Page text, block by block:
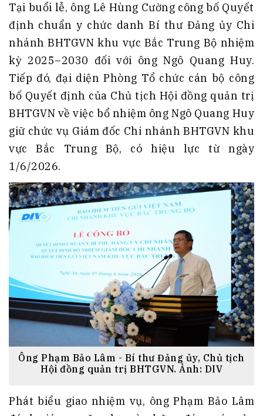
Tại buổi lễ, ông Lê Hùng Cường công bố Quyết
định chuẩn y chức danh Bí thư Đảng ủy Chi
nhánh BHTGVN khu vực Bắc Trung Bộ nhiệm
kỳ 2025–2030 đối với ông Ngô Quang Huy.
Tiếp đó, đại diện Phòng Tổ chức cán bộ công
bố Quyết định của Chủ tịch Hội đồng quản trị
BHTGVN về việc bổ nhiệm ông Ngô Quang Huy
giữ chức vụ Giám đốc Chi nhánh BHTGVN khu
vực Bắc Trung Bộ, có hiệu lực từ ngày
1/6/2026.
Ông Phạm Bảo Lâm - Bí thư Đảng ủy, Chủ tịch
Hội đồng quản trị BHTGVN. Ảnh: DIV
Phát biểu giao nhiệm vụ, ông Phạm Bảo Lâm